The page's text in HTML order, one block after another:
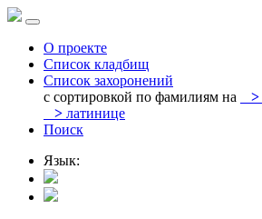
О проекте
Список кладбищ
Список захоронений
с сортировкой по фамилиям на
>
> латинице
Поиск
Язык: